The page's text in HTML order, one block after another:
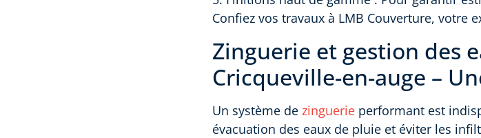
Confiez vos travaux à LMB Couverture, votre
Zinguerie et gestion des
Cricqueville-en-auge –
Un système de zinguerie performant est
évacuation des eaux de pluie et éviter les